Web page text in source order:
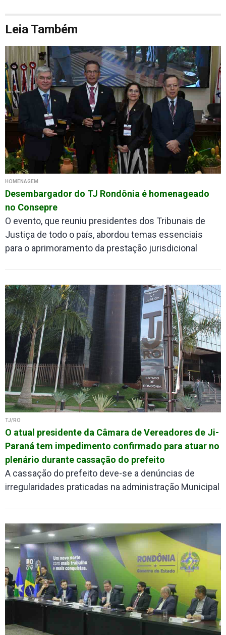
Leia Também
HOMENAGEM
Desembargador do TJ Rondônia é homenageado
no Consepre
O evento, que reuniu presidentes dos Tribunais de
Justiça de todo o país, abordou temas essenciais
para o aprimoramento da prestação jurisdicional
TJ/RO
O atual presidente da Câmara de Vereadores de Ji-
Paraná tem impedimento confirmado para atuar no
plenário durante cassação do prefeito
A cassação do prefeito deve-se a denúncias de
irregularidades praticadas na administração Municipal